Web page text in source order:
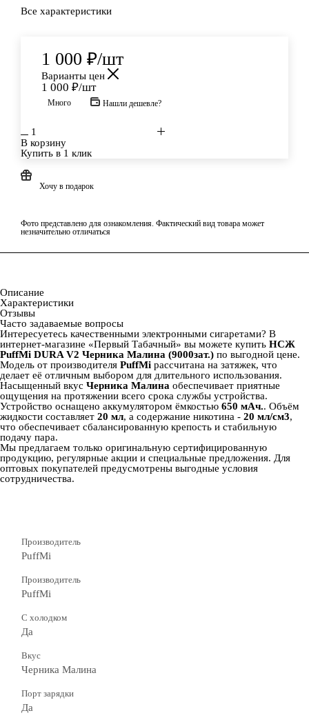
Все характеристики
1 000 ₽/шт
Варианты цен
1 000 ₽/шт
Много Нашли дешевле?
В корзину
Купить в 1 клик
Хочу в подарок
Фото представлено для ознакомления. Фактический вид товара может
незначительно отличаться
Описание
Характеристики
Отзывы
Часто задаваемые вопросы
Интересуетесь качественными электронными сигаретами? В
интернет‑магазине «Первый Табачный» вы можете купить НСЖ
PuffMi DURA V2 Черника Малина (9000зат.) по выгодной цене.
Модель от производителя PuffMi рассчитана на затяжек, что
делает её отличным выбором для длительного использования.
Насыщенный вкус Черника Малина обеспечивает приятные
ощущения на протяжении всего срока службы устройства.
Устройство оснащено аккумулятором ёмкостью 650 мАч.. Объём
жидкости составляет 20 мл, а содержание никотина - 20 мл/см3,
что обеспечивает сбалансированную крепость и стабильную
подачу пара.
Мы предлагаем только оригинальную сертифицированную
продукцию, регулярные акции и специальные предложения. Для
оптовых покупателей предусмотрены выгодные условия
сотрудничества.
Производитель
PuffMi
Производитель
PuffMi
С холодком
Да
Вкус
Черника Малина
Порт зарядки
Да